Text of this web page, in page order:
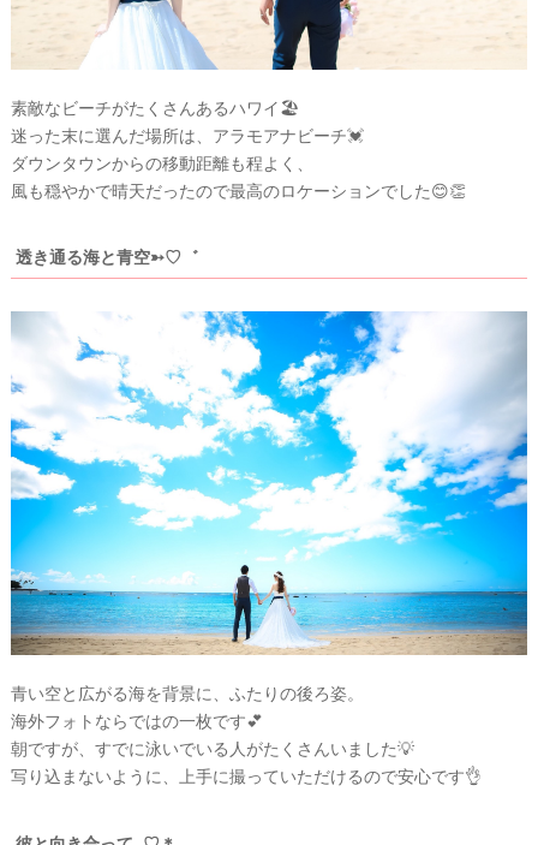
素敵なビーチがたくさんあるハワイ🏖
迷った末に選んだ場所は、アラモアナビーチ💓
ダウンタウンからの移動距離も程よく、
風も穏やかで晴天だったので最高のロケーションでした😊👏
透き通る海と青空➳♡゛
青い空と広がる海を背景に、ふたりの後ろ姿。
海外フォトならではの一枚です💕
朝ですが、すでに泳いでいる人がたくさんいました💡
写り込まないように、上手に撮っていただけるので安心です👌